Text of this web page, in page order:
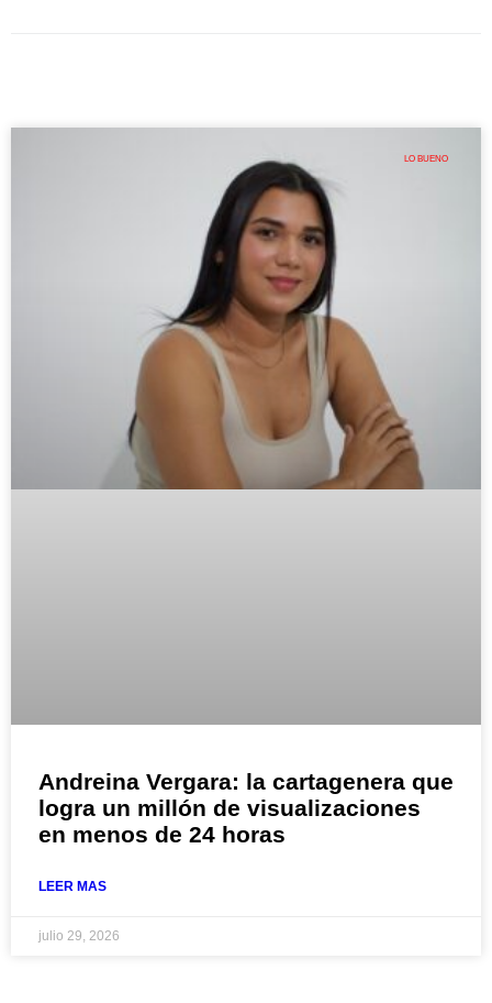
LO BUENO
Andreina Vergara: la cartagenera que
logra un millón de visualizaciones
en menos de 24 horas
LEER MAS
julio 29, 2026